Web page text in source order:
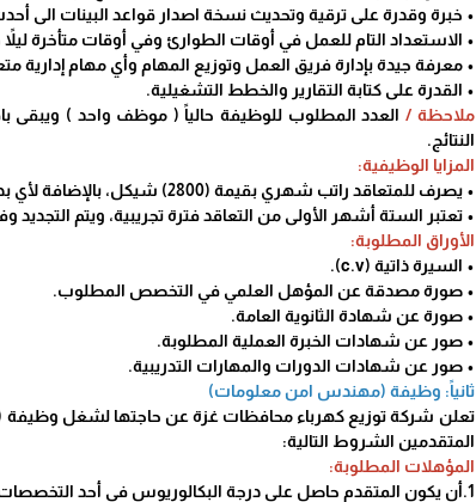
• خبرة وقدرة على ترقية وتحديث نسخة اصدار قواعد البينات الى
• الاستعداد التام للعمل في أوقات الطوارئ وفي أوقات متأخرة
• معرفة جيدة بإدارة فريق العمل وتوزيع المهام وأي مهام إدارية
• القدرة على كتابة التقارير والخطط التشغيلية.
ملاحظة /
النتائج.
المزايا الوظيفية:
• يصرف للمتعاقد راتب شهري بقيمة (2800) شيكل، بالإضافة لأي بدلات أو علاوات حسب النظام.
• تعتبر الستة أشهر الأولى من التعاقد فترة تجريبية، ويتم التجديد
الأوراق المطلوبة:
• السيرة ذاتية (c.v).
• صورة مصدقة عن المؤهل العلمي في التخصص المطلوب.
• صورة عن شهادة الثانوية العامة.
• صور عن شهادات الخبرة العملية المطلوبة.
• صور عن شهادات الدورات والمهارات التدريبية.
ثانياً: وظيفة (مهندس امن معلومات)
تعلن شركة توزيع كهرباء محافظات غزة عن حاجتها لشغل وظيفة
المتقدمين الشروط التالية:
المؤهلات المطلوبة:
1.أن يكون المتقدم حاصل على درجة البكالوريوس في أحد التخصصات التالية